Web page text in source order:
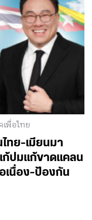
พื่อไทย
ไทย-เมียนมา
ก้ปมแก้ขาดแคลน
เนื่อง-ป้องกัน